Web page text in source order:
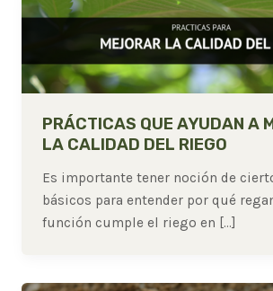
PRÁCTICAS QUE AYUDAN A
LA CALIDAD DEL RIEGO
Es importante tener noción de
básicos para entender por qué
función cumple el riego en […]